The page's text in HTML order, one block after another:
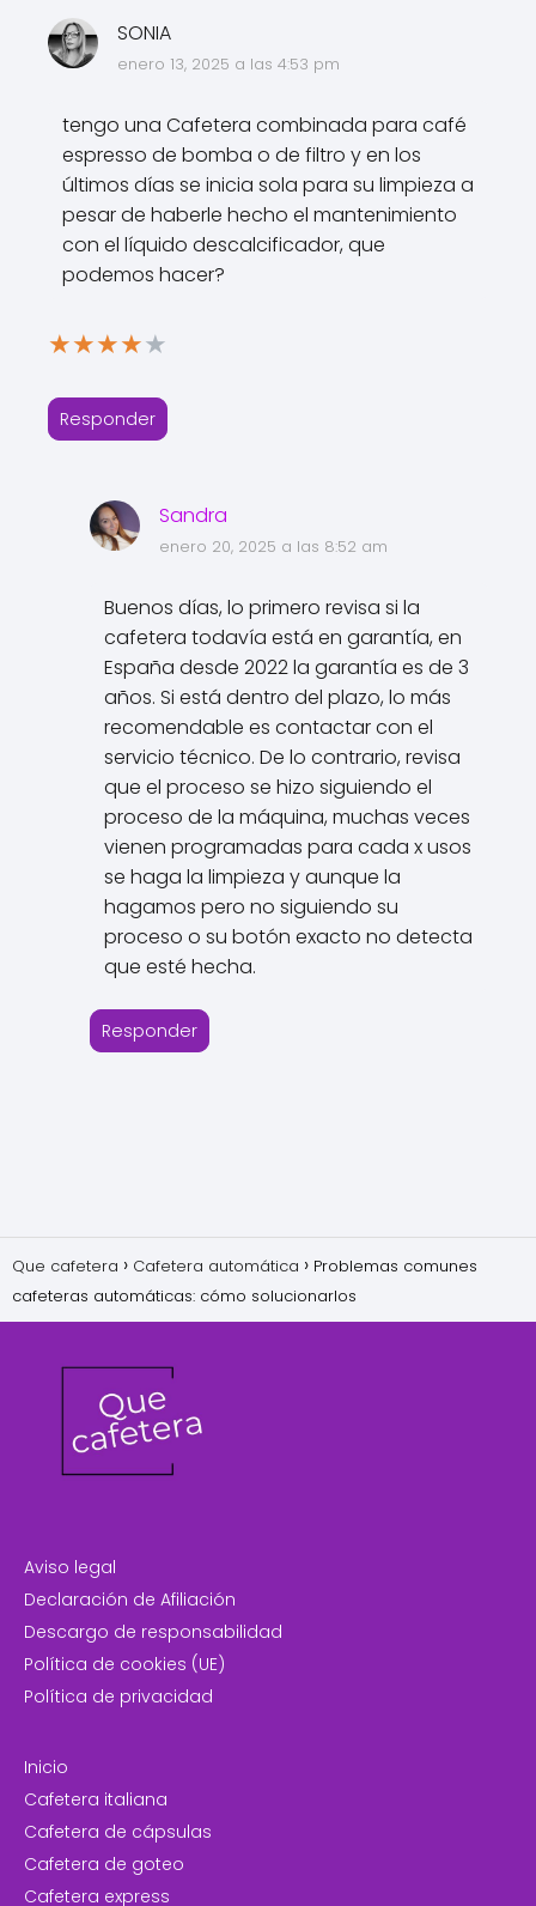
SONIA
enero 13, 2025 a las 4:53 pm
tengo una Cafetera combinada para café
espresso de bomba o de filtro y en los
últimos días se inicia sola para su limpieza a
pesar de haberle hecho el mantenimiento
con el líquido descalcificador, que
podemos hacer?
★★★★★
Responder
Sandra
enero 20, 2025 a las 8:52 am
Buenos días, lo primero revisa si la
cafetera todavía está en garantía, en
España desde 2022 la garantía es de 3
años. Si está dentro del plazo, lo más
recomendable es contactar con el
servicio técnico. De lo contrario, revisa
que el proceso se hizo siguiendo el
proceso de la máquina, muchas veces
vienen programadas para cada x usos
se haga la limpieza y aunque la
hagamos pero no siguiendo su
proceso o su botón exacto no detecta
que esté hecha.
Responder
Que cafetera Cafetera automática
Problemas comunes
cafeteras automáticas: cómo solucionarlos
Aviso legal
Declaración de Afiliación
Descargo de responsabilidad
Política de cookies (UE)
Política de privacidad
Inicio
Cafetera italiana
Cafetera de cápsulas
Cafetera de goteo
Cafetera express